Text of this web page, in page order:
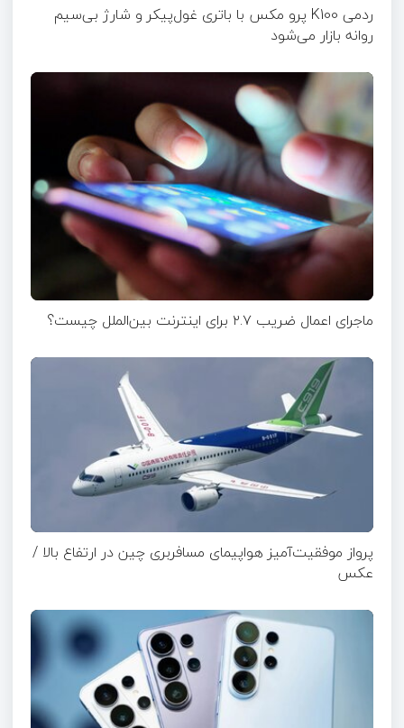
ردمی K100 پرو مکس با باتری غول‌پیکر و شارژ بی‌سیم
روانه بازار می‌شود
ماجرای اعمال ضریب ۲.۷ برای اینترنت بین‌الملل چیست؟
پرواز موفقیت‌آمیز هواپیمای مسافربری چین در ارتفاع بالا /
عکس